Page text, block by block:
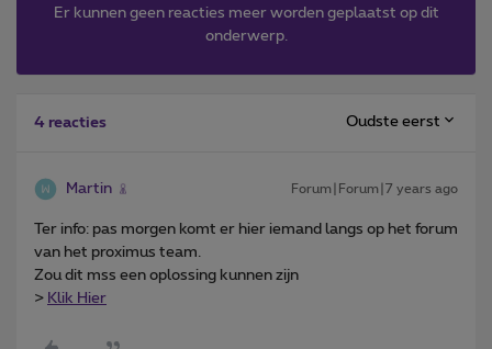
Er kunnen geen reacties meer worden geplaatst op dit
onderwerp.
4 reacties Oudste eerst
Martin Forum|Forum|7 years ago
Ter info: pas morgen komt er hier iemand langs op het forum
van het proximus team.
Zou dit mss een oplossing kunnen zijn
> Klik Hier